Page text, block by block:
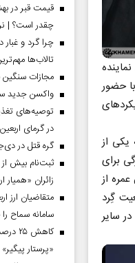
حج و زیارت و سرپرست حجاج ایرانی ـ در آستانه برگزاری حج ۱۴۰۳ با حضور
یکی از
برای
از
گِرد
سایر
چقدر است؟ |
چرا گرد و
تالاب‌ها
مجازات سنگین
واکسن جدید
در گرمای
گره قتل در دی‌جی پارتی
ثبت‌نام بیش
زائران «همیار
سامانه سماح